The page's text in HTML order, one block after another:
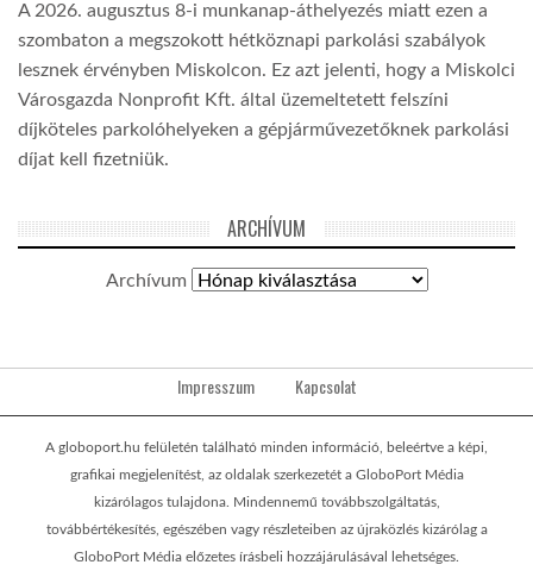
A 2026. augusztus 8-i munkanap-áthelyezés miatt ezen a
szombaton a megszokott hétköznapi parkolási szabályok
lesznek érvényben Miskolcon. Ez azt jelenti, hogy a Miskolci
Városgazda Nonprofit Kft. által üzemeltetett felszíni
díjköteles parkolóhelyeken a gépjárművezetőknek parkolási
díjat kell fizetniük.
ARCHÍVUM
Archívum
Impresszum Kapcsolat
A globoport.hu felületén található minden információ, beleértve a képi,
grafikai megjelenítést, az oldalak szerkezetét a GloboPort Média
kizárólagos tulajdona. Mindennemű továbbszolgáltatás,
továbbértékesítés, egészében vagy részleteiben az újraközlés kizárólag a
GloboPort Média előzetes írásbeli hozzájárulásával lehetséges.